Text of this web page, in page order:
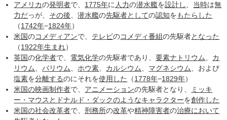
アメリカの発明者で、 1775年に人力の潜水艦を設計し、 当時は無
力だっが、 その後、潜水艦の先駆者としての認知をもたらした
（1742年−1824年）
米国のコメディアンで、 テレビのコメディ番組の先駆者となった
（1922年生まれ）
英国の化学者で、 電気化学の先駆者であり、要素ナトリウム、 カ
リウム、バリウム、ホウ素、 カルシウム、 マグネシウム、および
塩素を分離するのにそれを使用した （1778年−1829年）
米国の映画制作者で、 アニメーションの先駆者となり、
ミッキ
ー・マウスとドナルド・ダックのようなキャラクターを創作した
米国の社会改革者で、刑務所の改革や精神障害者の治療において